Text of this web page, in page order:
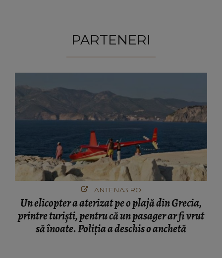
PARTENERI
ANTENA3.RO
Un elicopter a aterizat pe o plajă din Grecia,
printre turiști, pentru că un pasager ar fi vrut
să înoate. Poliția a deschis o anchetă